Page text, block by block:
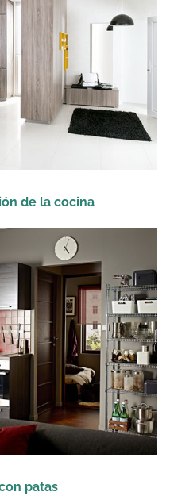
de la cocina
patas